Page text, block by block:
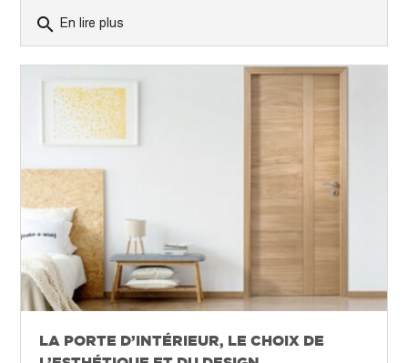
search En lire plus
LA PORTE D’INTÉRIEUR, LE CHOIX DE